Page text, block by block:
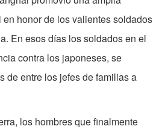
honor de los valientes soldados
En esos días los soldados en el
contra los japoneses, se
de entre los jefes de familias a
los hombres que finalmente